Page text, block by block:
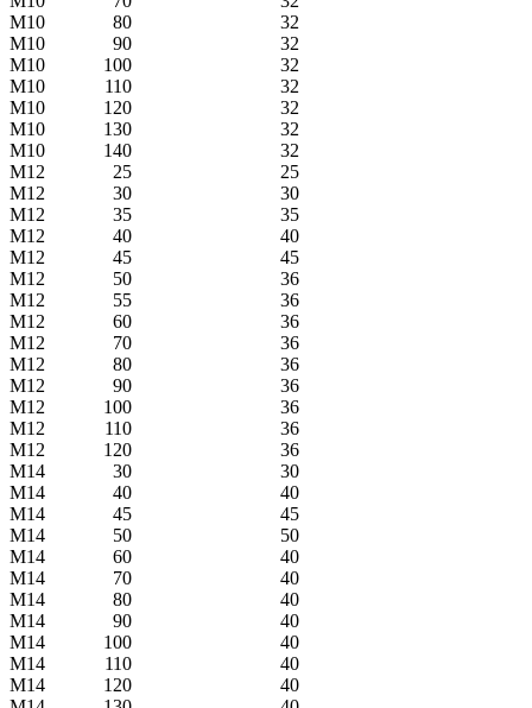
М10
80
32
М10
90
32
М10
100
32
М10
110
32
М10
120
32
М10
130
32
М10
140
32
М12
25
25
М12
30
30
М12
35
35
М12
40
40
М12
45
45
М12
50
36
М12
55
36
М12
60
36
М12
70
36
М12
80
36
М12
90
36
М12
100
36
М12
110
36
М12
120
36
М14
30
30
М14
40
40
М14
45
45
М14
50
50
М14
60
40
М14
70
40
М14
80
40
М14
90
40
М14
100
40
М14
110
40
М14
120
40